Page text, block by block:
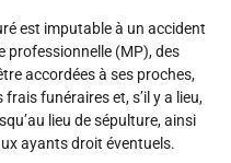
est imputable à un accident
professionnelle (MP), des
accordées à ses proches,
funéraires et, s’il y a lieu,
lieu desépulture, ainsi
ayants droit éventuels.